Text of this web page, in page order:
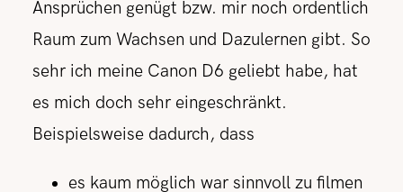
Ansprüchen genügt bzw. mir noch ordentlich
Raum zum Wachsen und Dazulernen gibt. So
sehr ich meine Canon D6 geliebt habe, hat
es mich doch sehr eingeschränkt.
Beispielsweise dadurch, dass
es kaum möglich war sinnvoll zu filmen